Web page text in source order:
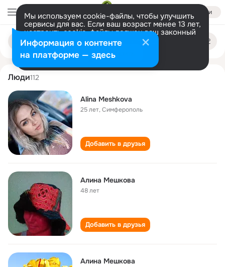
Войти
Мы используем cookie-файлы, чтобы улучшить
сервисы для вас. Если ваш возраст менее 13 лет,
настроить cookie-файлы должен ваш законный
представитель. Больше информации
Разрешить все Настроить
Поиск
людям
alina meshkova
Люди112
Alina Meshkova
25 лет,Симферополь
Добавить в друзья
Алина Мешкова
48 лет
Добавить в друзья
Алина Мешкова
Информация о контенте
на платформе — здесь